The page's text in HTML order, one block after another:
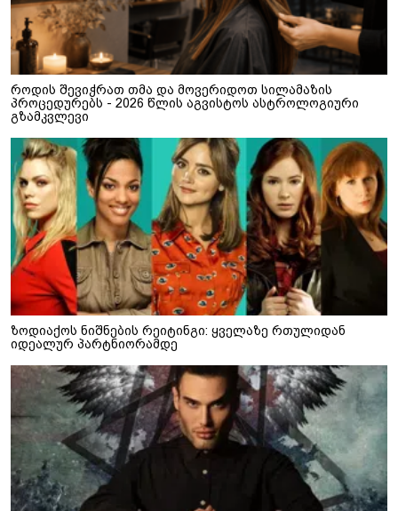
როდის შევიჭრათ თმა და მოვერიდოთ სილამაზის
პროცედურებს - 2026 წლის აგვისტოს ასტროლოგიური
გზამკვლევი
ზოდიაქოს ნიშნების რეიტინგი: ყველაზე რთულიდან
იდეალურ პარტნიორამდე